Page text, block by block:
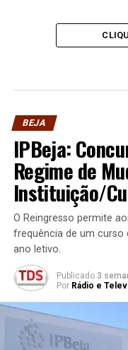
BEJA
IPBeja:
Regime de
Instituição/
O Reingresso permite
frequência de um
ano letivo.
Publicado 3
Por Rádio e